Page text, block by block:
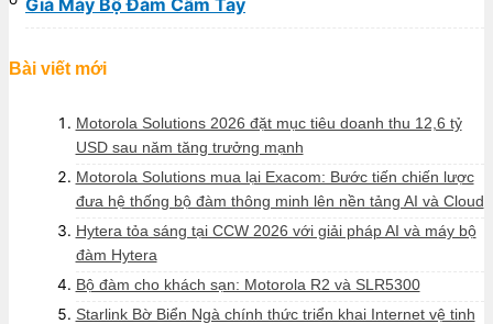
Bài viết mới
Motorola Solutions 2026 đặt mục tiêu doanh thu 12,6 tỷ
USD sau năm tăng trưởng mạnh
Motorola Solutions mua lại Exacom: Bước tiến chiến lược
đưa hệ thống bộ đàm thông minh lên nền tảng AI và Cloud
Hytera tỏa sáng tại CCW 2026 với giải pháp AI và máy bộ
đàm Hytera
Bộ đàm cho khách sạn: Motorola R2 và SLR5300
Starlink Bờ Biển Ngà chính thức triển khai Internet vệ tinh